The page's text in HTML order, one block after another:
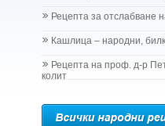
Рецепта за отслабване
Кашлица – народни,
Рецепта на проф. д-р
колит